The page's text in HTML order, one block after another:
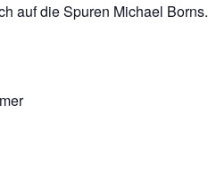
auf die Spuren Michael Borns.